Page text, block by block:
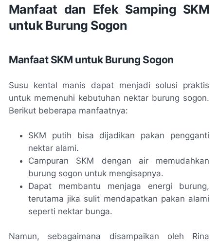
Manfaat dan Efek Samping SKM
untuk Burung Sogon
Manfaat SKM untuk Burung Sogon
Susu kental manis dapat menjadi solusi praktis
untuk memenuhi kebutuhan nektar burung sogon.
Berikut beberapa manfaatnya:
SKM putih bisa dijadikan pakan pengganti
nektar alami.
Campuran SKM dengan air memudahkan
burung sogon untuk mengisapnya.
Dapat membantu menjaga energi burung,
terutama jika sulit mendapatkan pakan alami
seperti nektar bunga.
Namun, sebagaimana disampaikan oleh Rina